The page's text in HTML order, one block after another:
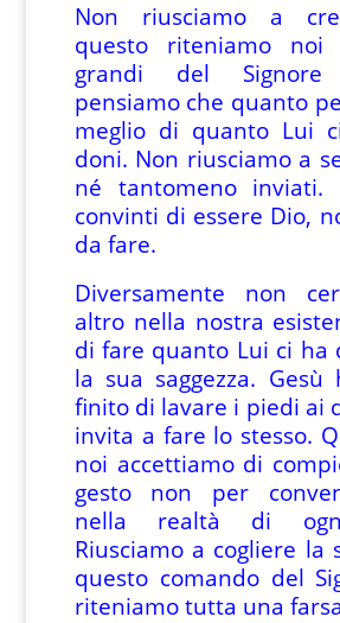
Non riusciamo a
questo riteniamo noi
grandi del
pensiamo che quanto
meglio di quanto Lui
doni. Non riusciamo a
né tantomeno inviati.
convinti di essere Dio,
da fare.
Diversamente non
altro nella nostra
di fare quanto Lui ci ha
la sua saggezza. Gesù
finito di lavare i piedi ai
invita a fare lo stesso.
noi accettiamo di
gesto non per
nella realtà di
Riusciamo a cogliere la
questo comando del
riteniamo tutta una